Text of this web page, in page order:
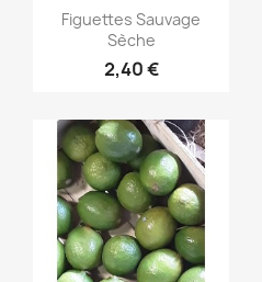
Aperçu rapide
Figuettes Sauvage
Sèche
2,40 €